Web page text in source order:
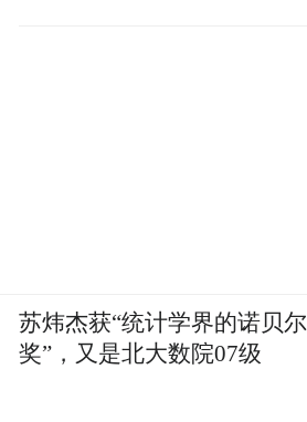
苏炜杰获“统计学界的诺贝尔
奖”，又是北大数院07级